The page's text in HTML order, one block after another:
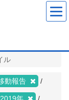
ル
動報告